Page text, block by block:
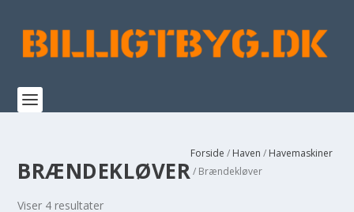
BRÆNDEKLØVER
Forside / Haven / Havemaskiner
/ Brændekløver
Viser 4 resultater